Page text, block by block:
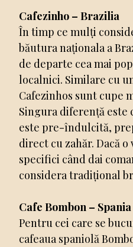
Cafezinho – Brazilia
În timp ce mulți
băutura naționala a
de departe cea mai
localnici. Similare cu
Cafezinhos sunt cupe
Singura diferență este
este pre-îndulcită,
direct cu zahăr. Dacă
specifici când dai
considera tradițional
Cafe Bombon – Spania
Pentru cei care se
cafeaua spaniolă